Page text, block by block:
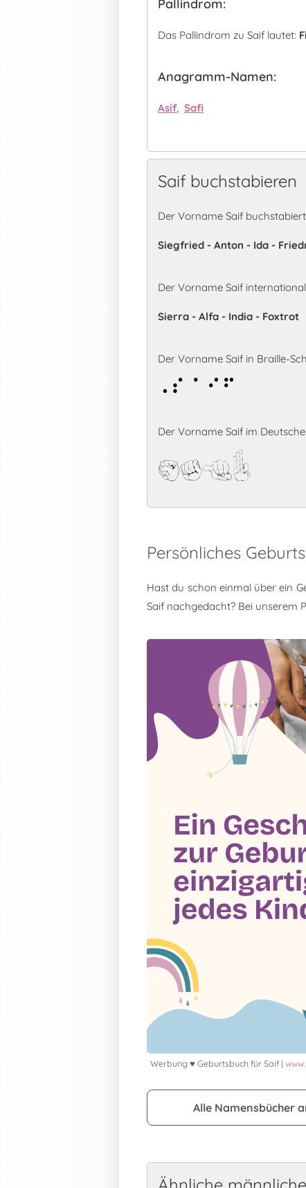
Pallindrom:
Das Pallindrom zu Saif lautet:
Anagramm-Namen:
Asif, Safi
Saif buchstabieren
Der Vorname Saif
Siegfried - Anton - Ida -
Der Vorname Saif
Sierra - Alfa - India - Foxtrot
Der Vorname Saif in Braille-
Saif
Der Vorname Saif im
Saif
Persönliches
Hast du schon einmal über ein
Saif nachgedacht? Bei unserem
Werbung ♥ Geburtsbuch für Saif |
Alle Namensbücher